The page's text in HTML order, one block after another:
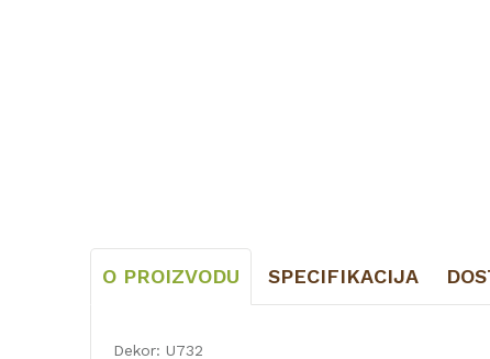
O PROIZVODU SPECIFIKACIJA
Dekor: U732